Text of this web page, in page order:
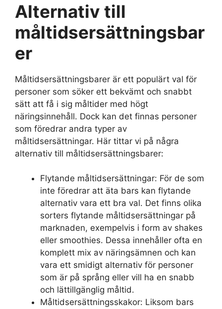
Alternativ till
måltidsersättningsbar
er
Måltidsersättningsbarer är ett populärt val för
personer som söker ett bekvämt och snabbt
sätt att få i sig måltider med högt
näringsinnehåll. Dock kan det finnas personer
som föredrar andra typer av
måltidsersättningar. Här tittar vi på några
alternativ till måltidsersättningsbarer:
Flytande måltidsersättningar: För de som
inte föredrar att äta bars kan flytande
alternativ vara ett bra val. Det finns olika
sorters flytande måltidsersättningar på
marknaden, exempelvis i form av shakes
eller smoothies. Dessa innehåller ofta en
komplett mix av näringsämnen och kan
vara ett smidigt alternativ för personer
som är på språng eller vill ha en snabb
och lättillgänglig måltid.
Måltidsersättningsskakor: Liksom bars